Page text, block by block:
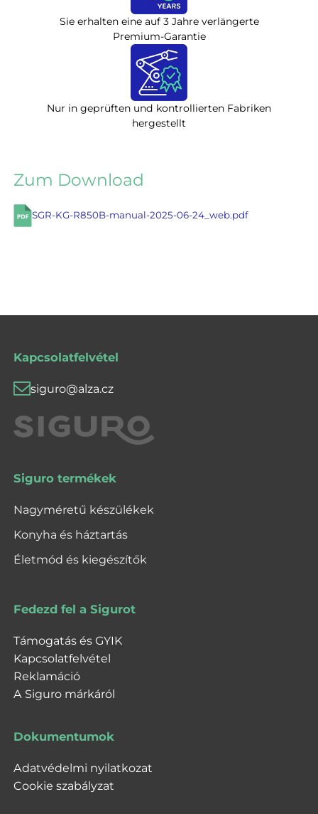
Sie erhalten eine auf 3 Jahre verlängerte
Premium-Garantie
Nur in geprüften und kontrollierten Fabriken
hergestellt
Zum Download
SGR-KG-R850B-manual-2025-06-24_web.pdf
Kapcsolatfelvétel
siguro@alza.cz
Siguro termékek
Nagyméretű készülékek
Konyha és háztartás
Életmód és kiegészítők
Fedezd fel a Sigurot
Támogatás és GYIK
Kapcsolatfelvétel
Reklamáció
A Siguro márkáról
Dokumentumok
Adatvédelmi nyilatkozat
Cookie szabályzat